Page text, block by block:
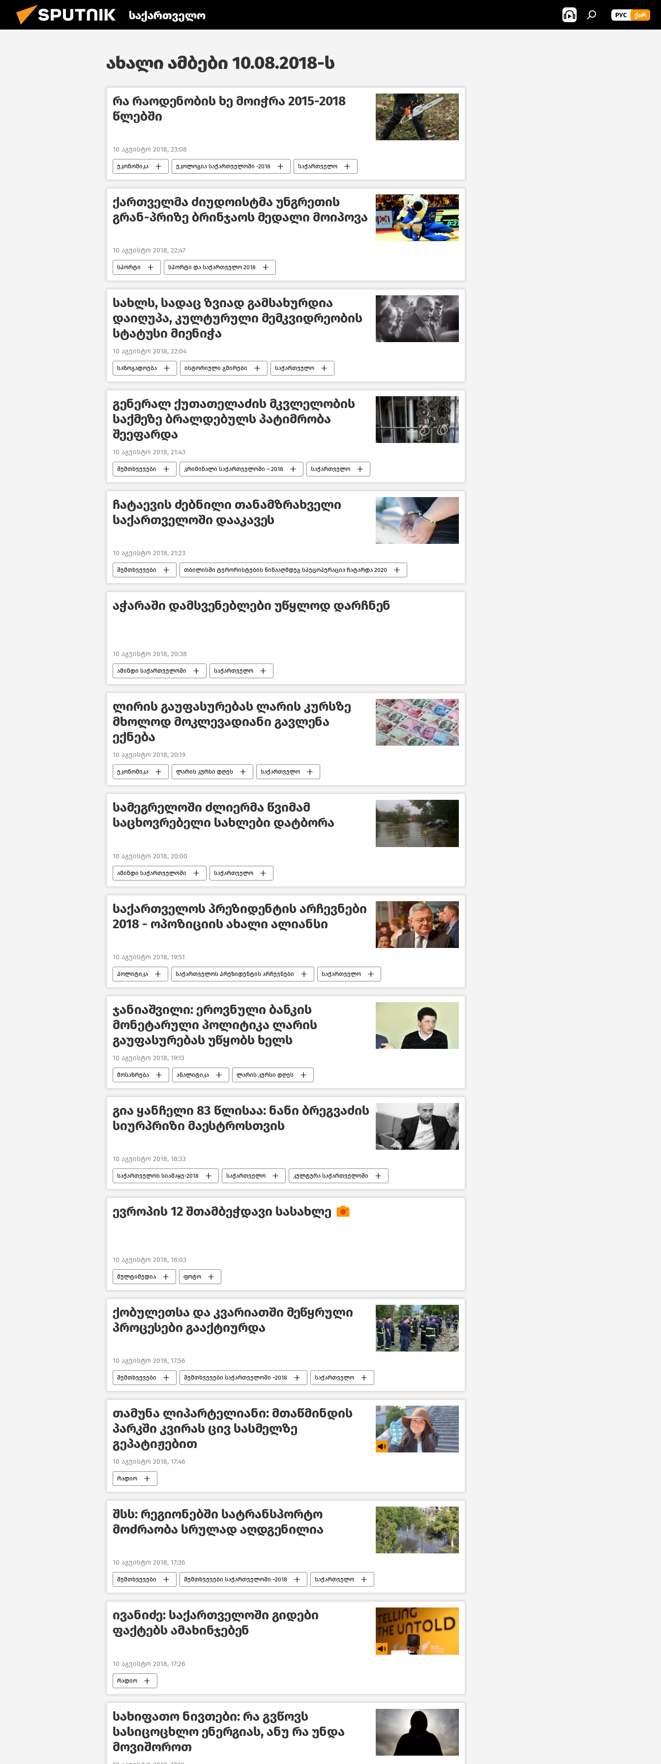
საქართველო РУС ᲥᲐᲠ
ახალი ამბები 10.08.2018-ს
რა რაოდენობის ხე მოიჭრა 2015-2018
წლებში
10 აგვისტო 2018, 23:08
ეკონომიკა ეკოლოგია საქართველოში -2018 საქართველო
ქართველმა ძიუდოისტმა უნგრეთის
გრან-პრიზე ბრინჯაოს მედალი მოიპოვა
10 აგვისტო 2018, 22:47
სპორტი სპორტი და საქართველო 2018
სახლს, სადაც ზვიად გამსახურდია
დაიღუპა, კულტურული მემკვიდრეობის
სტატუსი მიენიჭა
10 აგვისტო 2018, 22:04
საზოგადოება ისტორიული გმირები საქართველო
გენერალ ქუთათელაძის მკვლელობის
საქმეზე ბრალდებულს პატიმრობა
შეეფარდა
10 აგვისტო 2018, 21:43
შემთხვევები კრიმინალი საქართველოში – 2018 საქართველო
ჩატაევის ძებნილი თანამზრახველი
საქართველოში დააკავეს
10 აგვისტო 2018, 21:23
შემთხვევები თბილისში ტერორისტების წინააღმდეგ სპეცოპერაცია ჩატარდა 2020
საქართველო
აჭარაში დამსვენებლები უწყლოდ დარჩნენ
10 აგვისტო 2018, 20:38
ამინდი საქართველოში საქართველო
ლირის გაუფასურებას ლარის კურსზე
მხოლოდ მოკლევადიანი გავლენა
ექნება
10 აგვისტო 2018, 20:19
ეკონომიკა ლარის კურსი დღეს საქართველო
სამეგრელოში ძლიერმა წვიმამ
საცხოვრებელი სახლები დატბორა
10 აგვისტო 2018, 20:00
ამინდი საქართველოში საქართველო
საქართველოს პრეზიდენტის არჩევნები
2018 - ოპოზიციის ახალი ალიანსი
10 აგვისტო 2018, 19:51
პოლიტიკა საქართველოს პრეზიდენტის არჩევნები საქართველო
ჯანიაშვილი: ეროვნული ბანკის
მონეტარული პოლიტიკა ლარის
გაუფასურებას უწყობს ხელს
10 აგვისტო 2018, 19:13
მოსაზრება ანალიტიკა ლარის კურსი დღეს
გია ყანჩელი 83 წლისაა: ნანი ბრეგვაძის
სიურპრიზი მაესტროსთვის
10 აგვისტო 2018, 18:33
საქართველოს სიამაყე-2018 საქართველო კულტურა საქართველოში
ევროპის 12 შთამბეჭდავი სასახლე
10 აგვისტო 2018, 18:03
მულტიმედია ფოტო
ქობულეთსა და კვარიათში მეწყრული
პროცესები გააქტიურდა
10 აგვისტო 2018, 17:56
შემთხვევები შემთხვევები საქართველოში –2018 საქართველო
თამუნა ლიპარტელიანი: მთაწმინდის
პარკში კვირას ცივ სასმელზე
გეპატიჟებით
10 აგვისტო 2018, 17:46
რადიო
შსს: რეგიონებში სატრანსპორტო
მოძრაობა სრულად აღდგენილია
10 აგვისტო 2018, 17:36
შემთხვევები შემთხვევები საქართველოში –2018 საქართველო
ივანიძე: საქართველოში გიდები
ფაქტებს ამახინჯებენ
10 აგვისტო 2018, 17:26
რადიო
სახიფათო ნივთები: რა გვწოვს
სასიცოცხლო ენერგიას, ანუ რა უნდა
მოვიშოროთ